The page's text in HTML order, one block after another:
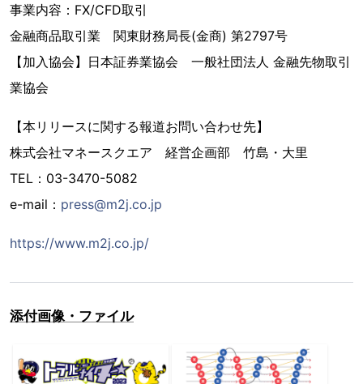
事業内容：FX/CFD取引
金融商品取引業 関東財務局長(金商) 第2797号
【加入協会】日本証券業協会 一般社団法人 金融先物取引
業協会
【本リリースに関する報道お問い合わせ先】
株式会社マネースクエア 経営企画部 竹島・大里
TEL：03-3470-5082
e-mail： press@m2j.co.jp
https://www.m2j.co.jp/
添付画像・ファイル